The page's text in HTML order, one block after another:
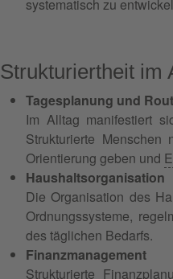
systematisch zu
Strukturiertheit im
Tagesplanung und
Im Alltag manifestiert
Strukturierte
Orientierung geben und
Haushaltsorganisation
Die Organisation des
Ordnungssysteme,
des täglichen Bedarfs.
Finanzmanagement
Strukturierte